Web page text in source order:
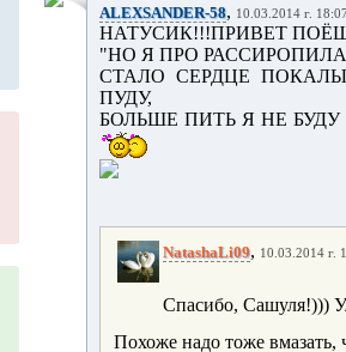
ALEXSANDER-58, 10.03.2014 г.
НАТУСИК!!!ПРИВЕТ
"НО Я ПРО
СТАЛО СЕРДЦЕ
ПУДУ,
БОЛЬШЕ ПИТЬ Я НЕ
NatashaLi09, 10.03.2014 г.
Спасибо, Сашуля!)))
Похоже надо тоже вмазать,